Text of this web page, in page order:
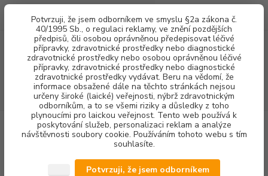
Potvrzuji, že jsem odborníkem ve smyslu §2a zákona č.
40/1995 Sb., o regulaci reklamy, ve znění pozdějších
předpisů, čili osobou oprávněnou předepisovat léčivé
přípravky, zdravotnické prostředky nebo diagnostické
zdravotnické prostředky nebo osobou oprávněnou léčivé
přípravky, zdravotnické prostředky nebo diagnostické
zdravotnické prostředky vydávat. Beru na vědomí, že
informace obsažené dále na těchto stránkách nejsou
určeny široké (laické) veřejnosti, nýbrž zdravotnickým
odborníkům, a to se všemi riziky a důsledky z toho
plynoucími pro laickou veřejnost. Tento web používá k
poskytování služeb, personalizaci reklam a analýze
návštěvnosti soubory cookie. Používáním tohoto webu s tím
souhlasíte.
Potvrzuji, že jsem odborníkem
Menu
CZK
Hledat
(Po-Pá, 8-16 hod.)
za0,00 Kč
VYBAVENÍ ORDINACE ČALOUNĚNÍ KaVo sada čalounění
KaVo sada čalounění